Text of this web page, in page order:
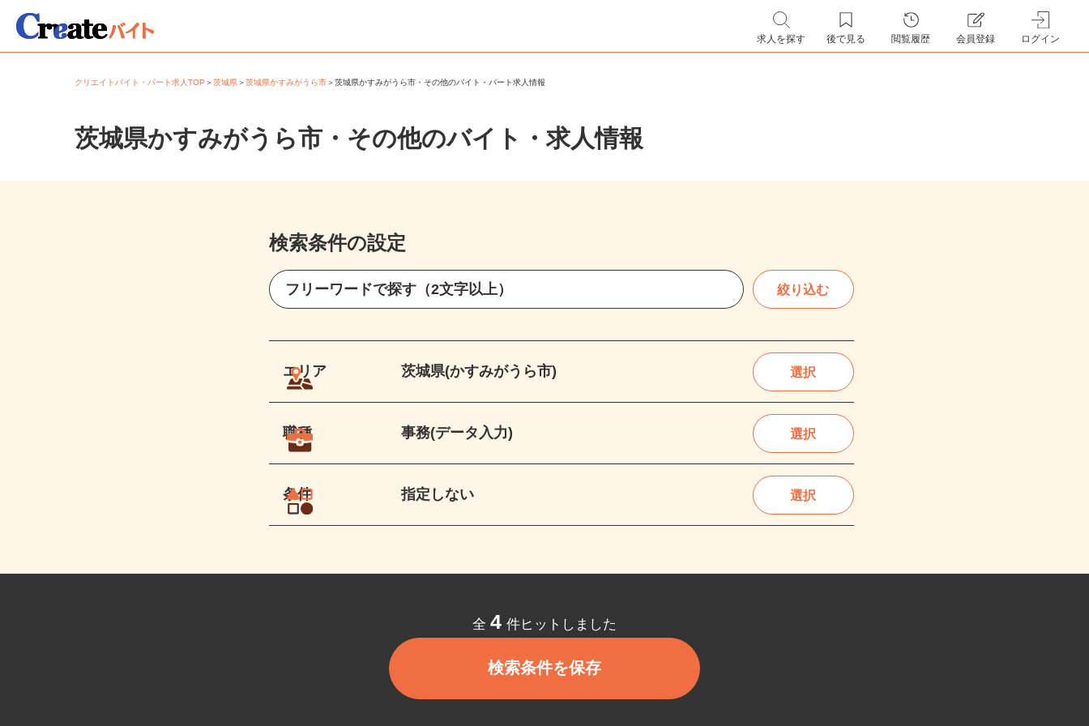
求人を探す 後で見る 閲覧履歴 会員登録 ログイン
クリエイトバイト・パート求人TOP＞茨城県＞茨城県かすみがうら市＞茨城県かすみがうら市・その他のバイト・パート求人情報
茨城県かすみがうら市・その他のバイト・求人情報
検索条件の設定
絞り込む
エリア 茨城県(かすみがうら市) 選択
職種 事務(データ入力) 選択
条件 指定しない 選択
全4件ヒットしました
検索条件を保存